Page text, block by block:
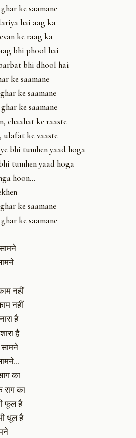
ke saamane
hai aag ka
ke raag ka
bhi phool hai
bhi dhool hai
ke saamane
ke saamane
ke saamane
chaahat ke raaste
ulafat ke vaaste
bhi tumhen yaad hoga
tumhen yaad hoga
hoon…
ke saamane
ke saamane
नहीं
नहीं
है
है
का
राग का
फूल है
धूल है